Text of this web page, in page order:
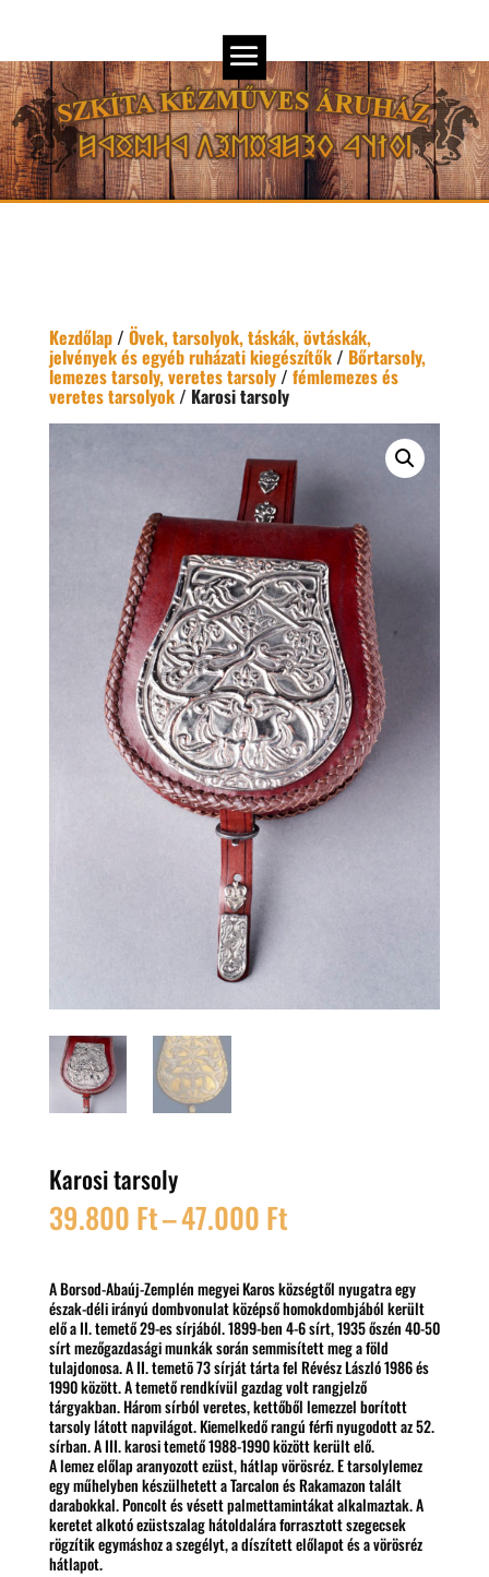
Kezdőlap/ Övek, tarsolyok, táskák, övtáskák,
jelvények és egyéb ruházati kiegészítők/ Bőrtarsoly,
lemezes tarsoly, veretes tarsoly/ fémlemezes és
veretes tarsolyok/ Karosi tarsoly
Karosi tarsoly
39.800 Ft–47.000 FtÁrtartomány:
39.800 Ft
47.000 Ft
A Borsod-Abaúj-Zemplén megyei Karos községtől nyugatra egy
észak-déli irányú dombvonulat középső homokdombjából került
elő a II. temető 29-es sírjából. 1899-ben 4-6 sírt, 1935 őszén 40-50
sírt mezőgazdasági munkák során semmisített meg a föld
tulajdonosa. A II. temetõ 73 sírját tárta fel Révész László 1986 és
1990 között. A temető rendkívül gazdag volt rangjelző
tárgyakban. Három sírból veretes, kettőből lemezzel borított
tarsoly látott napvilágot. Kiemelkedő rangú férfi nyugodott az 52.
sírban. A III. karosi temető 1988-1990 között került elő.
A lemez előlap aranyozott ezüst, hátlap vörösréz. E tarsolylemez
egy műhelyben készülhetett a Tarcalon és Rakamazon talált
darabokkal. Poncolt és vésett palmettamintákat alkalmaztak. A
keretet alkotó ezüstszalag hátoldalára forrasztott szegecsek
rögzítik egymáshoz a szegélyt, a díszített előlapot és a vörösréz
hátlapot.